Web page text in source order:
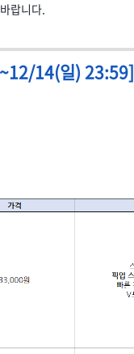
랍니다.
14(일) 23:59]